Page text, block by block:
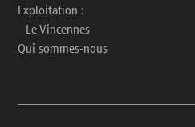
Exploitation :
Le Vincennes
Qui sommes-nous